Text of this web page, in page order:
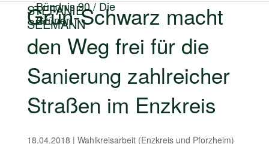
STEFANIE
SEEMANN
Grün-Schwarz macht
den Weg frei für die
Sanierung zahlreicher
Straßen im Enzkreis
18.04.2018 | Wahlkreisarbeit (Enzkreis und Pforzheim)